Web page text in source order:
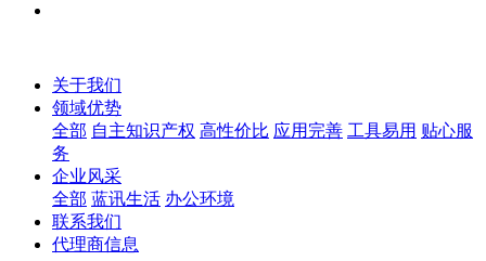
关于我们
领域优势
全部 自主知识产权 高性价比 应用完善 工具易用 贴心服
务
企业风采
全部 蓝讯生活 办公环境
联系我们
代理商信息